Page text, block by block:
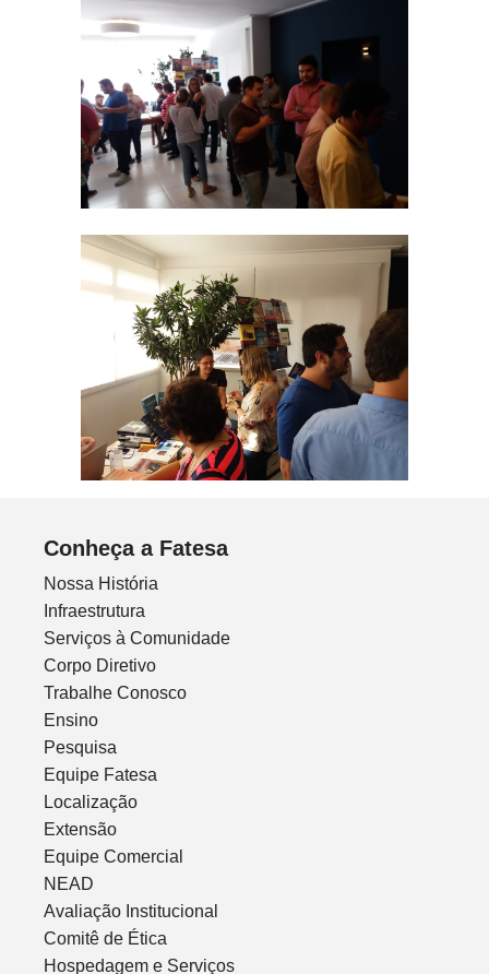
Conheça a Fatesa
Nossa História
Infraestrutura
Serviços à Comunidade
Corpo Diretivo
Trabalhe Conosco
Ensino
Pesquisa
Equipe Fatesa
Localização
Extensão
Equipe Comercial
NEAD
Avaliação Institucional
Comitê de Ética
Hospedagem e Serviços